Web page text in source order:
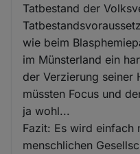
Tatbestand der
wie beim
im Münsterland ein
der Verzierung seiner
müssten Focus und
ja wohl...
Fazit: Es wird einfach
menschlichen